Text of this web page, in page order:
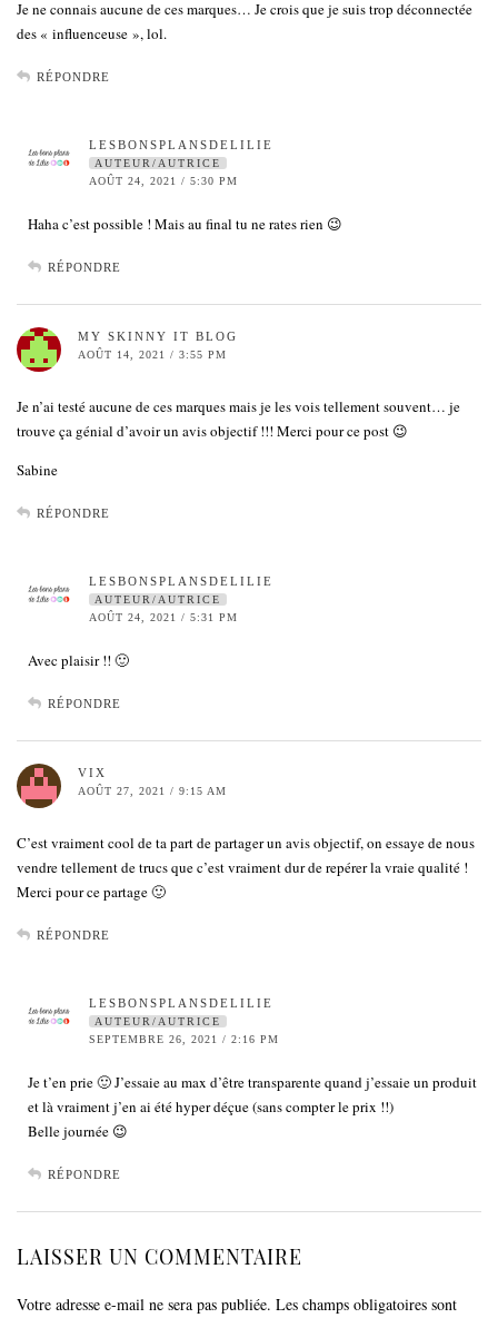
Je ne connais aucune de ces marques… Je crois que je suis trop déconnectée
des « influenceuse », lol.
RÉPONDRE
LESBONSPLANSDELILIE
AUTEUR/AUTRICE
AOÛT 24, 2021 / 5:30 PM
Haha c’est possible ! Mais au final tu ne rates rien 😉
RÉPONDRE
MY SKINNY IT BLOG
AOÛT 14, 2021 / 3:55 PM
Je n’ai testé aucune de ces marques mais je les vois tellement souvent… je
trouve ça génial d’avoir un avis objectif !!! Merci pour ce post 😉
Sabine
RÉPONDRE
LESBONSPLANSDELILIE
AUTEUR/AUTRICE
AOÛT 24, 2021 / 5:31 PM
Avec plaisir !! 🙂
RÉPONDRE
VIX
AOÛT 27, 2021 / 9:15 AM
C’est vraiment cool de ta part de partager un avis objectif, on essaye de nous
vendre tellement de trucs que c’est vraiment dur de repérer la vraie qualité !
Merci pour ce partage 🙂
RÉPONDRE
LESBONSPLANSDELILIE
AUTEUR/AUTRICE
SEPTEMBRE 26, 2021 / 2:16 PM
Je t’en prie 🙂 J’essaie au max d’être transparente quand j’essaie un produit
et là vraiment j’en ai été hyper déçue (sans compter le prix !!)
Belle journée 😉
RÉPONDRE
LAISSER UN COMMENTAIRE
Votre adresse e-mail ne sera pas publiée. Les champs obligatoires sont